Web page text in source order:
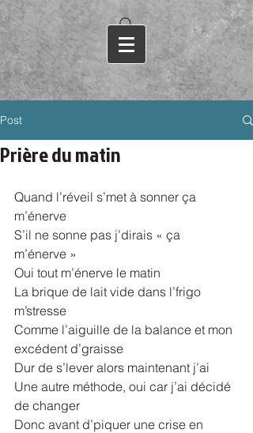
Post
Prière du matin
Quand l’réveil s’met à sonner ça
m’énerve
S’il ne sonne pas j’dirais « ça
m’énerve »
Oui tout m’énerve le matin
La brique de lait vide dans l’frigo
m’stresse
Comme l’aiguille de la balance et mon
excédent d’graisse
Dur de s’lever alors maintenant j’ai
Une autre méthode, oui car j’ai décidé
de changer
Donc avant d’piquer une crise en